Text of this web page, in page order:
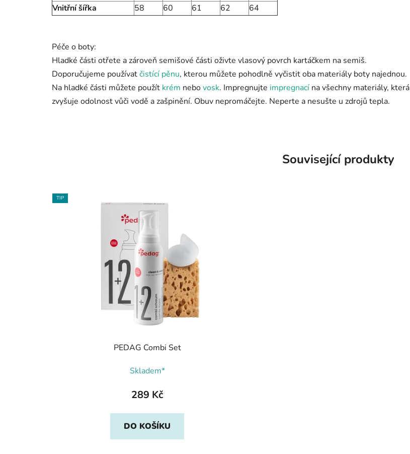
Vnitřní šířka
58 60 61 62 64
Péče o boty:
Hladké části otřete a zároveň semišové části oživte vlasový povrch kartáčkem na semiš.
Doporučujeme používatčistící pěnu, kterou můžete pohodlně vyčistit oba materiály boty najednou.
Na hladké části můžete použít krém nebovosk. Impregnujte impregnací na všechny materiály, která
zvyšuje odolnost vůči vodě a zašpinění. Obuv nepromáčejte. Neperte a nesušte u zdrojů tepla.
Související produkty
TIP
PEDAG Combi Set
Skladem*
289 Kč
DO KOŠÍKU